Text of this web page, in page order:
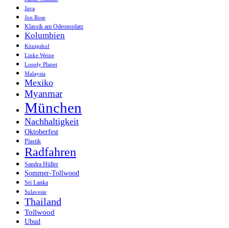
Java
Jon Rose
Klassik am Odeonsplatz
Kolumbien
Königshof
Linke Weine
Lonely Planet
Malaysia
Mexiko
Myanmar
München
Nachhaltigkeit
Oktoberfest
Plastik
Radfahren
Sandra Hüller
Sommer-Tollwood
Sri Lanka
Sulavesie
Thailand
Tollwood
Ubud